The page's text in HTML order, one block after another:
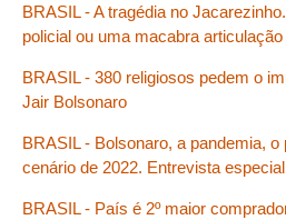
BRASIL - A tragédia no
policial ou uma macabra
BRASIL - 380 religiosos pedem o
Jair Bolsonaro
BRASIL - Bolsonaro, a pandemia,
cenário de 2022. Entrevista
BRASIL - País é 2º maior